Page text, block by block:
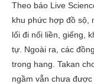
Theo báo Live
khu phức hợp đồ sộ,
lối đi nối liền, giếng,
tự. Ngoài ra, các
trong hang. Takan
ngầm vẫn chưa